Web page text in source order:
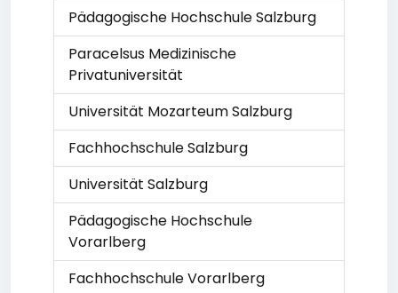
Pädagogische Hochschule Salzburg
Paracelsus Medizinische
Privatuniversität
Universität Mozarteum Salzburg
Fachhochschule Salzburg
Universität Salzburg
Pädagogische Hochschule
Vorarlberg
Fachhochschule Vorarlberg